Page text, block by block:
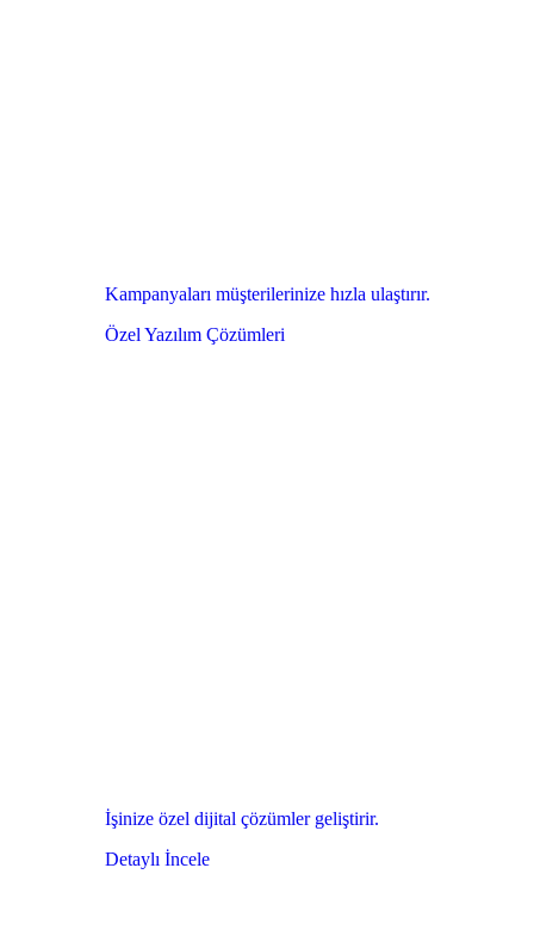
Kampanyaları müşterilerinize hızla ulaştırır.
Özel Yazılım Çözümleri
İşinize özel dijital çözümler geliştirir.
Detaylı İncele